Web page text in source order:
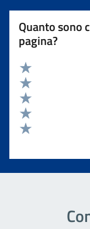
Quanto sono
pagina?
Valuta 5 stelle su 5
Valuta 4 stelle su 5
Valuta 3 stelle su 5
Valuta 2 stelle su 5